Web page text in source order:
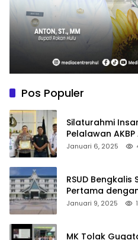
Pos Populer
Silaturahmi
Pelalawan AKBP
Januari 6, 2025
RSUD Bengkalis
Pertama
Januari 9, 2025
MK Tolak